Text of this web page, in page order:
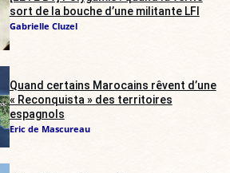
sort de la bouche d’une militante LFI
Gabrielle Cluzel
Quand certains Marocains rêvent d’une
« Reconquista » des territoires
espagnols
Eric de Mascureau